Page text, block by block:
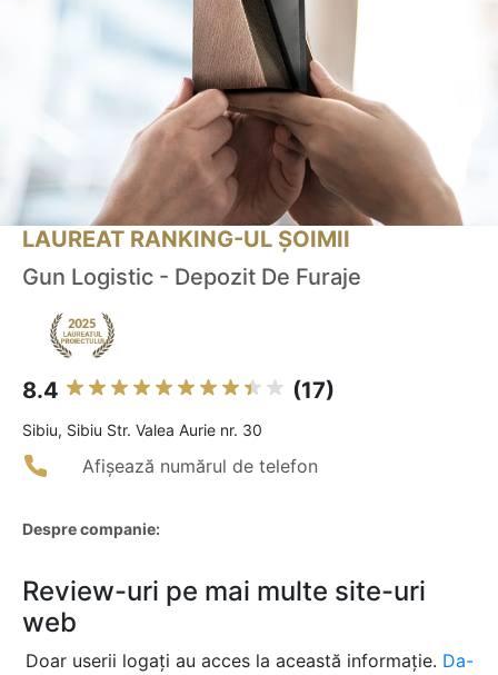
LAUREAT RANKING-UL ȘOIMII
Gun Logistic - Depozit De Furaje
8.4 (17)
Sibiu, Sibiu Str. Valea Aurie nr. 30
Afișează numărul de telefon
Despre companie:
Review-uri pe mai multe site-uri
web
Doar userii logați au acces la această informație. Da-